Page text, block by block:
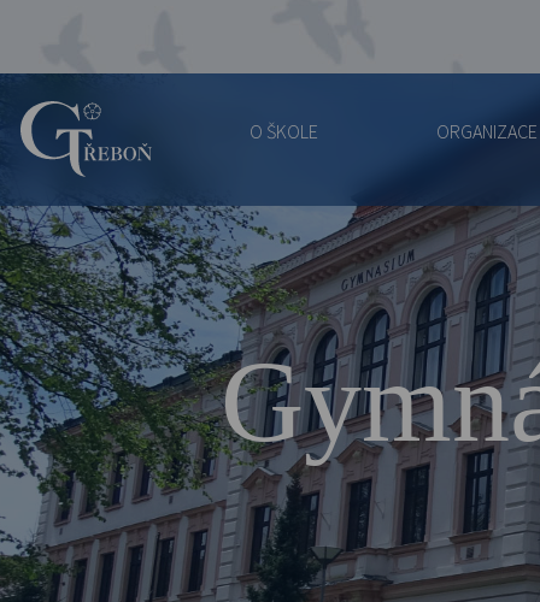
Gymnázium
Třeboň
O ŠKOLE